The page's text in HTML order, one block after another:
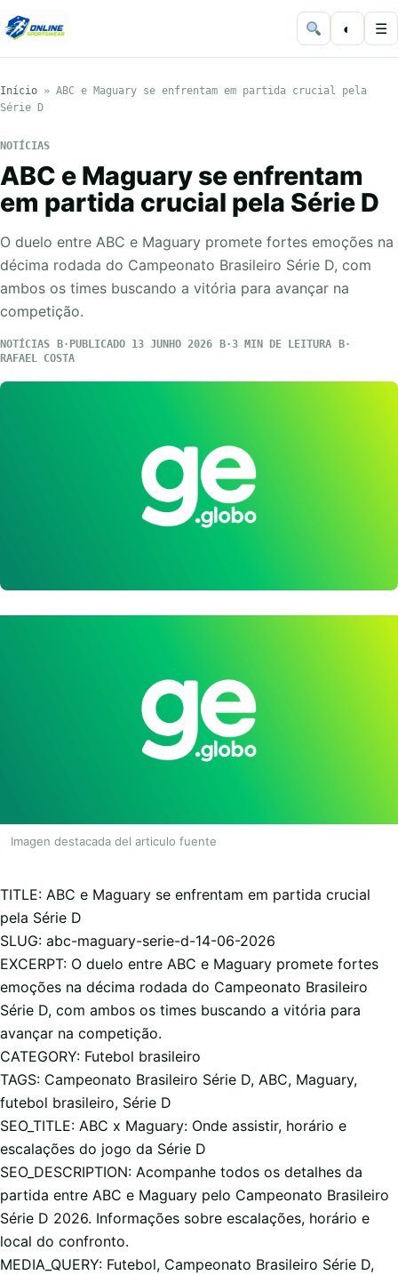
◐ ☰
Início » ABC e Maguary se enfrentam em partida crucial pela
Série D
NOTÍCIAS
ABC e Maguary se enfrentam
em partida crucial pela Série D
O duelo entre ABC e Maguary promete fortes emoções na
décima rodada do Campeonato Brasileiro Série D, com
ambos os times buscando a vitória para avançar na
competição.
NOTÍCIAS PUBLICADO 13 JUNHO 2026
3 MIN DE LEITURA
RAFAEL COSTA
Imagen destacada del articulo fuente
TITLE: ABC e Maguary se enfrentam em partida crucial
pela Série D
SLUG: abc-maguary-serie-d-14-06-2026
EXCERPT: O duelo entre ABC e Maguary promete fortes
emoções na décima rodada do Campeonato Brasileiro
Série D, com ambos os times buscando a vitória para
avançar na competição.
CATEGORY: Futebol brasileiro
TAGS: Campeonato Brasileiro Série D, ABC, Maguary,
futebol brasileiro, Série D
SEO_TITLE: ABC x Maguary: Onde assistir, horário e
escalações do jogo da Série D
SEO_DESCRIPTION: Acompanhe todos os detalhes da
partida entre ABC e Maguary pelo Campeonato Brasileiro
Série D 2026. Informações sobre escalações, horário e
local do confronto.
MEDIA_QUERY: Futebol, Campeonato Brasileiro Série D,